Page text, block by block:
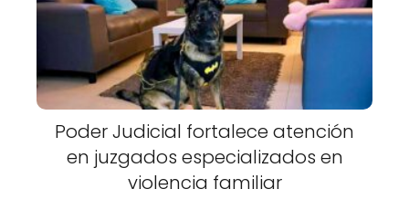
Poder Judicial fortalece atención
en juzgados especializados en
violencia familiar